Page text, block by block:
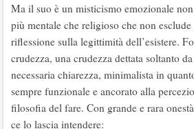
Ma il suo è un misticismo emozionale
più mentale che religioso che non
riflessione sulla legittimità dell’esistere.
crudezza, una crudezza dettata soltanto
necessaria chiarezza, minimalista in
sempre funzionale e ancorato alla
filosofia del fare. Con grande e rara
ce lo lascia intendere: